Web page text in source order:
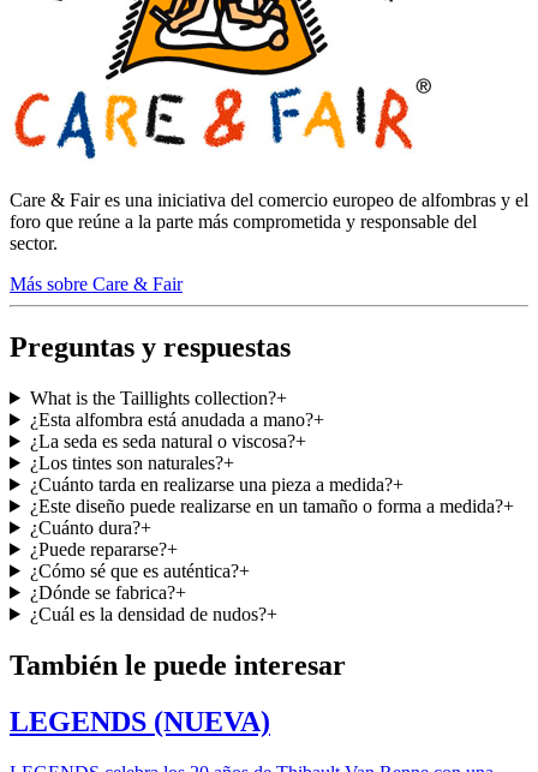
Care & Fair es una iniciativa del comercio europeo de alfombras y el
foro que reúne a la parte más comprometida y responsable del
sector.
Más sobre Care & Fair
Preguntas y respuestas
What is the Taillights collection?+
¿Esta alfombra está anudada a mano?+
¿La seda es seda natural o viscosa?+
¿Los tintes son naturales?+
¿Cuánto tarda en realizarse una pieza a medida?+
¿Este diseño puede realizarse en un tamaño o forma a medida?+
¿Cuánto dura?+
¿Puede repararse?+
¿Cómo sé que es auténtica?+
¿Dónde se fabrica?+
¿Cuál es la densidad de nudos?+
También le puede interesar
LEGENDS (NUEVA)